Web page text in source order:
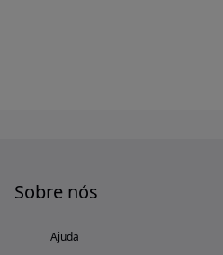
Sobre nós
Ajuda